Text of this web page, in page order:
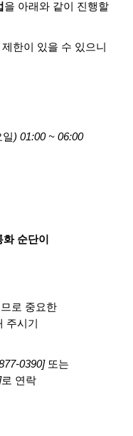
을 아래와 같이 진행할
한이 있을 수 있으니
일) 01:00 ~ 06:00
순단이
로 중요한
주시기
0390] 또는
로 연락